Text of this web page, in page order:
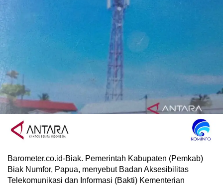
Barometer.co.id-Biak. Pemerintah Kabupaten (Pemkab)
Biak Numfor, Papua, menyebut Badan Aksesibilitas
Telekomunikasi dan Informasi (Bakti) Kementerian